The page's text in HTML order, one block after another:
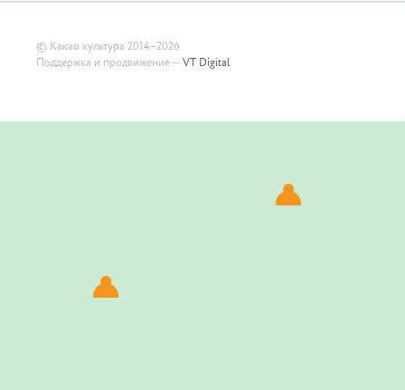
© Какао культура 2014–2026
Поддержка и продвижение — VT Digital